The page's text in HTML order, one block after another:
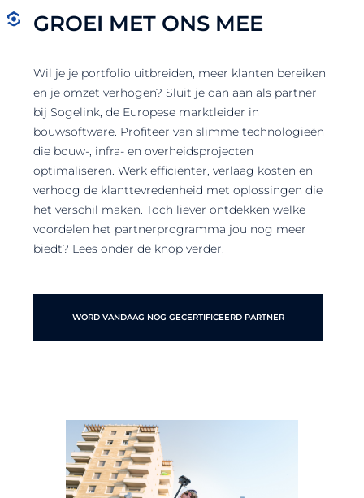
GROEI MET ONS MEE
Wil je je portfolio uitbreiden, meer klanten bereiken
en je omzet verhogen? Sluit je dan aan als partner
bij Sogelink, de Europese marktleider in
bouwsoftware. Profiteer van slimme technologieën
die bouw-, infra- en overheidsprojecten
optimaliseren. Werk efficiënter, verlaag kosten en
verhoog de klanttevredenheid met oplossingen die
het verschil maken. Toch liever ontdekken welke
voordelen het partnerprogramma jou nog meer
biedt? Lees onder de knop verder.
WORD VANDAAG NOG GECERTIFICEERD PARTNER